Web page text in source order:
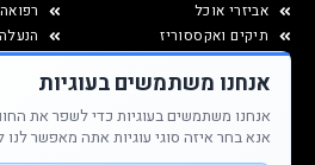
אביזרי אוכל
תיקים ואקססוריז
יצירה ומוצרי נייר
עיצוב החדר
הנעלה
אנחנו משתמשים בעוגיות
אנחנו משתמשים בעוגיות כדי לשפר את
אנא בחר איזה סוגי עוגיות אתה מאפשר